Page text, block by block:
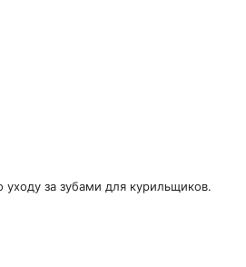
за зубами для курильщиков.